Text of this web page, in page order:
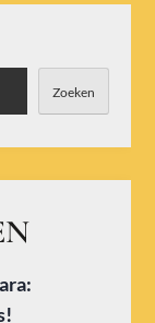
Zoeken